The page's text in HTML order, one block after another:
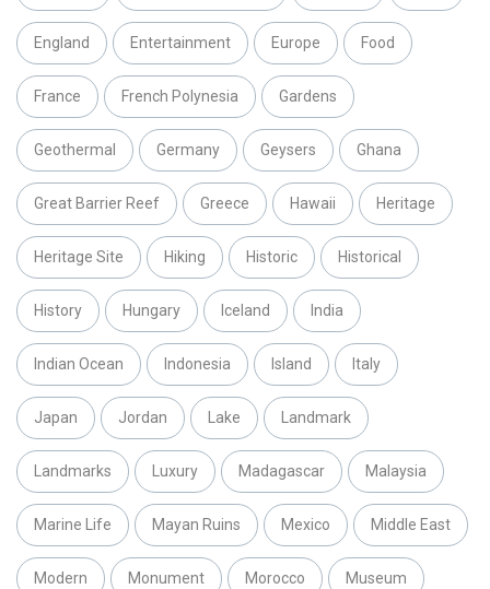
England Entertainment Europe Food
France French Polynesia Gardens
Geothermal Germany Geysers Ghana
Great Barrier Reef Greece Hawaii Heritage
Heritage Site Hiking Historic Historical
History Hungary Iceland India
Indian Ocean Indonesia Island Italy
Japan Jordan Lake Landmark
Landmarks Luxury Madagascar Malaysia
Marine Life Mayan Ruins Mexico Middle East
Modern Monument Morocco Museum